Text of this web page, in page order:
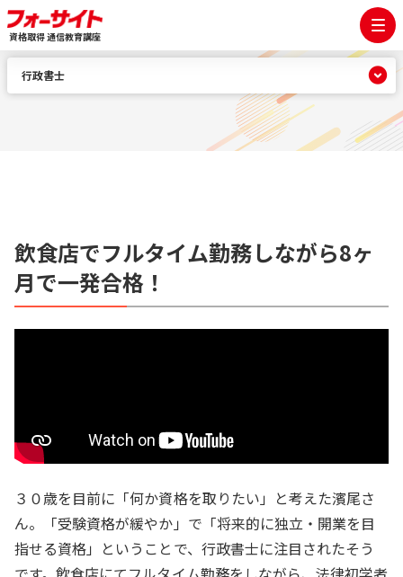
資格取得 通信教育講座
飲食店でフルタイム勤務しながら8ヶ
月で一発合格！
３０歳を目前に「何か資格を取りたい」と考えた濱尾さ
ん。「受験資格が緩やか」で「将来的に独立・開業を目
指せる資格」ということで、行政書士に注目されたそう
行政書士